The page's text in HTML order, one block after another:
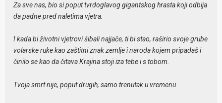
Za sve nas, bio si poput tvrdoglavog gigantskog hrasta koji odbija
da padne pred naletima vjetra.
I kada bi životni vjetrovi šibali najjače, ti bi stao, raširio svoje grube
volarske ruke kao zaštitni znak zemlje i naroda kojem pripadaš i
činilo se kao da čitava Krajina stoji iza tebe i s tobom.
Tvoja smrt nije, poput drugih, samo trenutak u vremenu.